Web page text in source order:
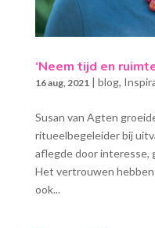
‘Neem tijd en
16 aug, 2021 | blog,
Susan van Agten
ritueelbegeleider bij
aflegde door interesse,
Het vertrouwen
ook...